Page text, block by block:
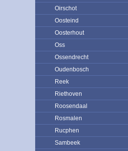
Oirschot
Oosteind
Oosterhout
Oss
Ossendrecht
Oudenbosch
Reek
Riethoven
Roosendaal
Rosmalen
Rucphen
Sambeek